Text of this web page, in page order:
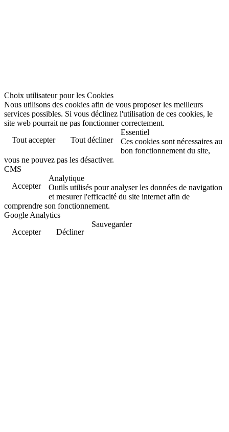
Choix utilisateur pour les Cookies
Nous utilisons des cookies afin de vous proposer les meilleurs
services possibles. Si vous déclinez l'utilisation de ces cookies, le
site web pourrait ne pas fonctionner correctement.
Tout accepter
Tout décliner
Essentiel
Ces cookies sont nécessaires au
bon fonctionnement du site,
vous ne pouvez pas les désactiver.
CMS
Accepter
Analytique
Outils utilisés pour analyser les données de navigation
et mesurer l'efficacité du site internet afin de
comprendre son fonctionnement.
Google Analytics
Accepter
Décliner
Sauvegarder